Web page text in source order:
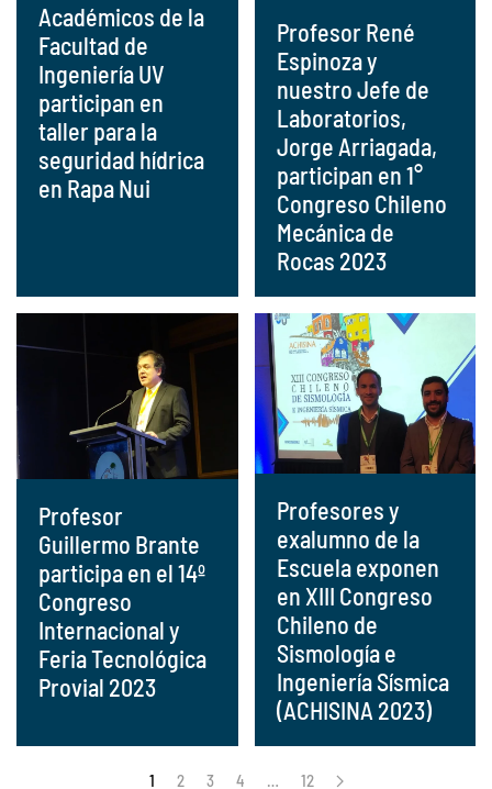
Académicos de la
Facultad de
Ingeniería UV
participan en
taller para la
seguridad hídrica
en Rapa Nui
Profesor René
Espinoza y
nuestro Jefe de
Laboratorios,
Jorge Arriagada,
participan en 1°
Congreso Chileno
Mecánica de
Rocas 2023
Profesor
Guillermo Brante
participa en el 14º
Congreso
Internacional y
Feria Tecnológica
Provial 2023
Profesores y
exalumno de la
Escuela exponen
en XIII Congreso
Chileno de
Sismología e
Ingeniería Sísmica
(ACHISINA 2023)
1 2 3 4 … 12